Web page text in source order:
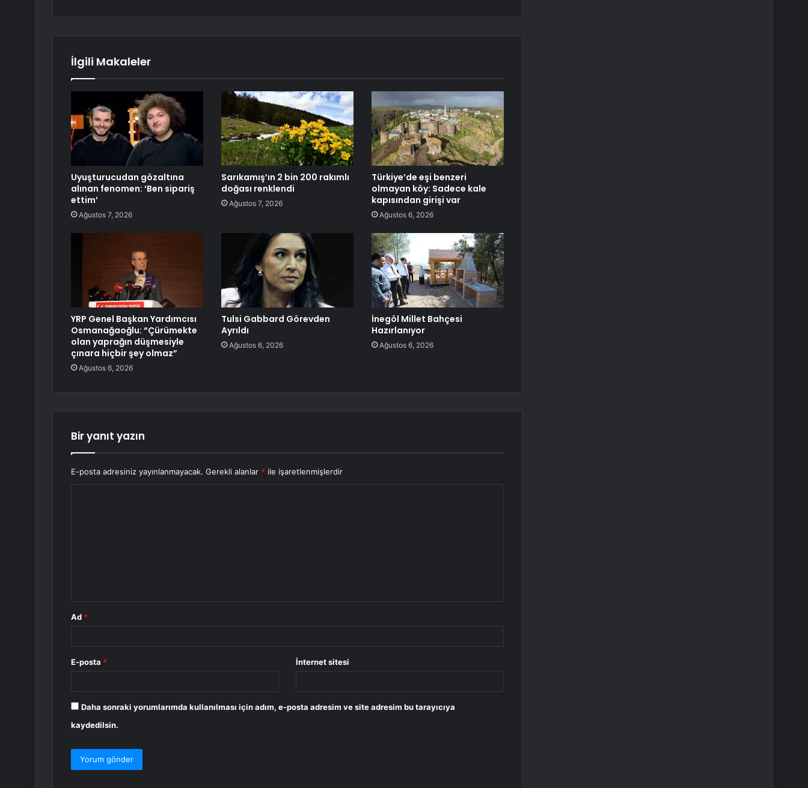
İlgili Makaleler
Uyuşturucudan gözaltına
alınan fenomen: ‘Ben sipariş
ettim’
Ağustos 7, 2026
Sarıkamış’ın 2 bin 200 rakımlı
doğası renklendi
Ağustos 7, 2026
Türkiye’de eşi benzeri
olmayan köy: Sadece kale
kapısından girişi var
Ağustos 6, 2026
YRP Genel Başkan Yardımcısı
Osmanağaoğlu: “Çürümekte
olan yaprağın düşmesiyle
çınara hiçbir şey olmaz”
Ağustos 6, 2026
Tulsi Gabbard Görevden
Ayrıldı
Ağustos 6, 2026
İnegöl Millet Bahçesi
Hazırlanıyor
Ağustos 6, 2026
Bir yanıt yazın
E-posta adresiniz yayınlanmayacak. Gerekli alanlar * ile işaretlenmişlerdir
Ad *
E-posta * İnternet sitesi
Daha sonraki yorumlarımda kullanılması için adım, e-posta adresim ve site adresim bu tarayıcıya
kaydedilsin.